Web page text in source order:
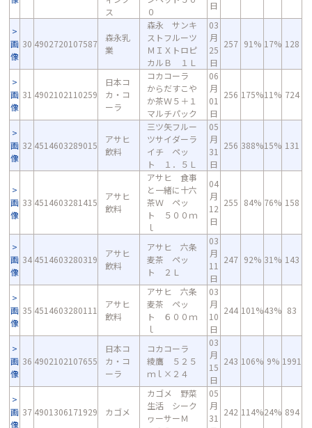
ス
０
日
画
像
30 4902720107587
森永乳
業
森永 サンキ
ストフルーツ
ＭＩＸトロピ
カルＢ １Ｌ
03
月
25
日
257 91% 17% 128
画
像
31 4902102110259
日本コ
カ・コ
ーラ
コカコーラ
からだすこや
か茶Ｗ５＋１
マルチパック
06
月
01
日
256 175%11% 724
画
像
32 4514603289015
アサヒ
飲料
三ツ矢フルー
ツサイダーラ
イチ ペッ
ト １．５Ｌ
05
月
31
日
256 388%15% 131
画
像
33 4514603281415
アサヒ
飲料
アサヒ 食事
と一緒に十六
茶Ｗ ペッ
ト ５００ｍ
ｌ
04
月
12
日
255 84% 76% 158
画
像
34 4514603280319
アサヒ
飲料
アサヒ 六条
麦茶 ペッ
ト ２Ｌ
03
月
11
日
247 92% 31% 143
画
像
35 4514603280111
アサヒ
飲料
アサヒ 六条
麦茶 ペッ
ト ６００ｍ
ｌ
03
月
10
日
244 101%43% 83
画
像
36 4902102107655
日本コ
カ・コ
ーラ
コカコーラ
綾鷹 ５２５
ｍｌ×２４
03
月
15
日
243 106% 9% 1991
画
像
37 4901306171929 カゴメ
カゴメ 野菜
生活 シーク
ヮーサーＭ
05
月
31
242 114%24% 894